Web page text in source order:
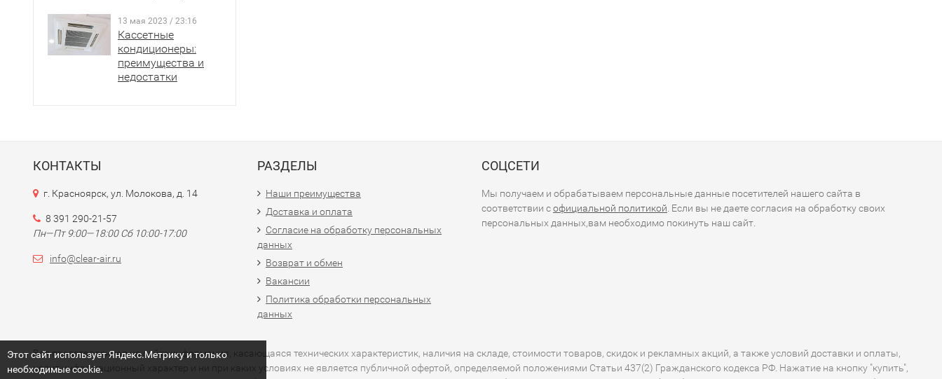
Этот сайт использует Яндекс.Метрику и только
необходимые cookie.
13 мая 2023 / 23:16
Кассетные
кондиционеры:
преимущества и
недостатки
КОНТАКТЫ
г. Красноярск, ул. Молокова, д. 14
8 391 290-21-57
Пн—Пт 9:00—18:00 Сб 10:00-17:00
info@clear-air.ru
РАЗДЕЛЫ
Наши преимущества
Доставка и оплата
Согласие на обработку персональных
данных
Возврат и обмен
Вакансии
Политика обработки персональных
данных
СОЦСЕТИ
Мы получаем и обрабатываем персональные данные посетителей нашего сайта в
соответствии софициальной политикой . Если вы не даете согласия на обработку своих
персональных данных,вам необходимо покинуть наш сайт.
Вся представленная на сайте информация, касающаяся технических характеристик, наличия на складе, стоимости товаров, скидок и рекламных акций, а также условий доставки и оплаты,
носит информационный характер и ни при каких условиях не является публичной офертой, определяемой положениями Статьи 437(2) Гражданского кодекса РФ. Нажатие на кнопку "купить",